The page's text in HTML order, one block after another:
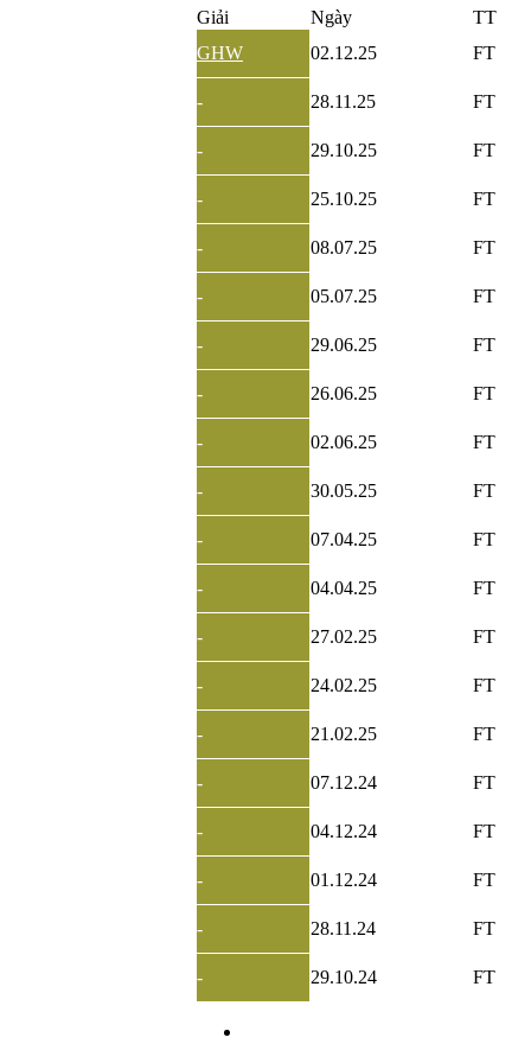
Giải Ngày TT
GHW
02.12.25 FT
- 28.11.25 FT
- 29.10.25 FT
- 25.10.25 FT
- 08.07.25 FT
- 05.07.25 FT
- 29.06.25 FT
- 26.06.25 FT
- 02.06.25 FT
- 30.05.25 FT
- 07.04.25 FT
- 04.04.25 FT
- 27.02.25 FT
- 24.02.25 FT
- 21.02.25 FT
- 07.12.24 FT
- 04.12.24 FT
- 01.12.24 FT
- 28.11.24 FT
- 29.10.24 FT